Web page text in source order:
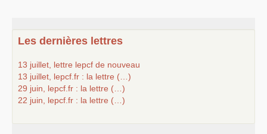
Les dernières lettres
13 juillet, lettre lepcf de nouveau
13 juillet, lepcf.fr : la lettre (…)
29 juin, lepcf.fr : la lettre (…)
22 juin, lepcf.fr : la lettre (…)